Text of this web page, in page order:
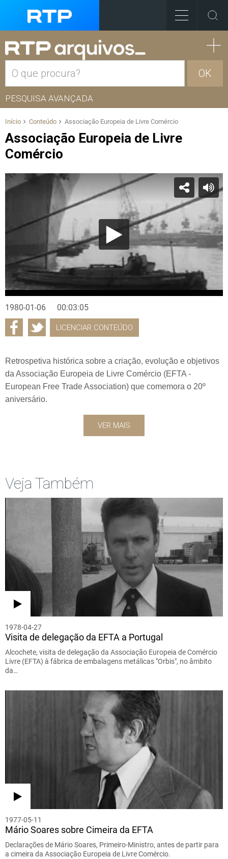
OK
PESQUISA AVANÇADA
Início Conteúdo Associação Europeia de Livre Comércio
Associação Europeia de Livre
Comércio
1980-01-06 00:03:05
LICENCIAR CONTEÚDO
Retrospetiva histórica sobre a criação, evolução e objetivos
da Associação Europeia de Livre Comércio (EFTA -
European Free Trade Association) que comemora o 20º
aniversário.
VER MAIS
Veja Também
1978-04-27
Visita de delegação da EFTA a Portugal
Alcochete, visita de delegação da Associação Europeia de Comércio
Livre (EFTA) à fábrica de embalagens metálicas "Orbis", no âmbito
da…
1977-05-11
Mário Soares sobre Cimeira da EFTA
Declarações de Mário Soares, Primeiro-Ministro, antes de partir para
a cimeira da Associação Europeia de Livre Comércio.